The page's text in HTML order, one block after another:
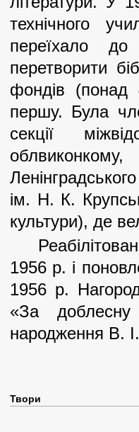
технічного
переїхало
перетворити
фондів (понад
першу. Була
секції
облвиконкому,
ім. Н. К.
культури), де
1956 р. і
1956 р.
«За
народження В.
Твори